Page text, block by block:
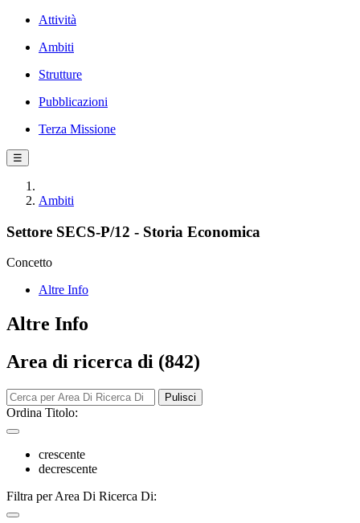
Attività
Ambiti
Strutture
Pubblicazioni
Terza Missione
☰
Ambiti
Settore SECS-P/12 - Storia Economica
Concetto
Altre Info
Altre Info
Area di ricerca di (842)
Pulisci
Ordina Titolo:
crescente
decrescente
Filtra per Area Di Ricerca Di: